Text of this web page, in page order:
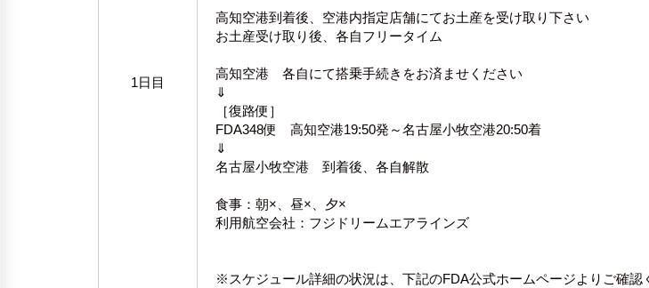
1日目
高知空港到着後、空港内指定店舗にてお土産を受け取り下さい
お土産受け取り後、各自フリータイム
高知空港 各自にて搭乗手続きをお済ませください
⇓
［復路便］
FDA348便 高知空港19:50発～名古屋小牧空港20:50着
⇓
名古屋小牧空港 到着後、各自解散
食事：朝×、昼×、夕×
利用航空会社：フジドリームエアラインズ
※スケジュール詳細の状況は、下記のFDA公式ホームページよりご確認